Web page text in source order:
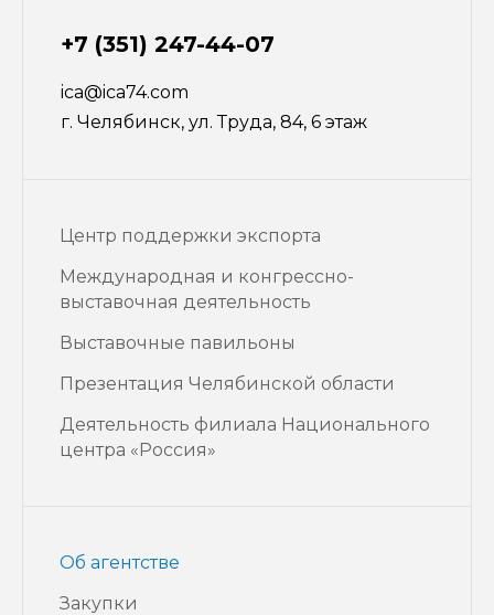
+7 (351) 247-44-07
ica@ica74.com
г. Челябинск, ул. Труда, 84, 6 этаж
Центр поддержки экспорта
Международная и конгрессно-
выставочная деятельность
Выставочные павильоны
Презентация Челябинской области
Деятельность филиала Национального
центра «Россия»
Об агентстве
Закупки